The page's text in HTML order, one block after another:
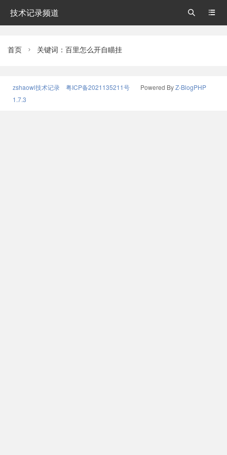
技术记录频道 

首页  关键词：百里怎么开自瞄挂
zshaowl技术记录 粤ICP备2021135211号 Powered ByZ-BlogPHP
1.7.3